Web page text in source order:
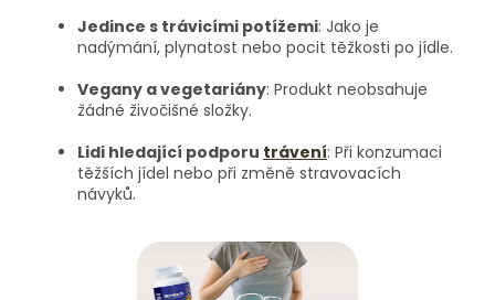
Jedince s trávicími potížemi: Jako je
nadýmání, plynatost nebo pocit těžkosti po jídle.
Vegany a vegetariány: Produkt neobsahuje
žádné živočišné složky.
Lidi hledající podporu trávení: Při konzumaci
těžších jídel nebo při změně stravovacích
návyků.